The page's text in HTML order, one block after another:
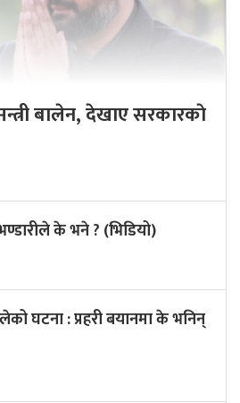
बालेन, देखाए सरकारकाे
के भने ? (भिडियो)
घटना : प्रहरी बयानमा के भनिन्